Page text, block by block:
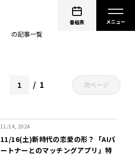
番組表
の記事一覧
1 次ページ
11/14, 2024
11/16(土)新時代の恋愛の形？「AIパ
ートナーとのマッチングアプリ」特